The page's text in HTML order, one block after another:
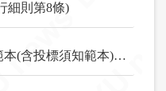
細則第8條)
資訊服務採購契約範本(含投標須知範本)之資安檢核事項